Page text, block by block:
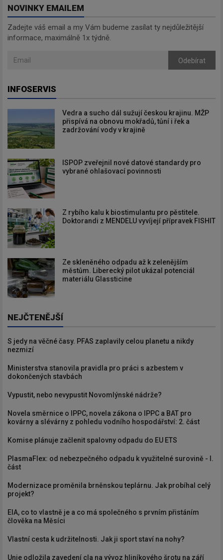
NOVINKY EMAILEM
Zadejte váš email a my Vám budeme zasílat ty nejdůležitější
informace, maximálně 1x týdně.
Odebírat
INFOSERVIS
Vedra a sucho dál sužují českou krajinu. MŽP
přispívá na obnovu mokřadů, tůní i řek a
zadržování vody v krajině
ISPOP zveřejnil nové datové standardy pro
vybrané ohlašovací povinnosti
Z rybího kalu k biostimulantu pro pěstitele.
Doktorandi z MENDELU vyvíjejí přípravek FISHIT
Ze skleněného odpadu až k zelenějším
městům. Liberecký pilot ukázal potenciál
materiálu Glassticine
NEJČTENĚJŠÍ
S jedy na věčné časy. PFAS zaplavily celou planetu a nikdy
nezmizí
Ministerstva stanovila pravidla pro práci s azbestem v
dokončených stavbách
Vypustit, nebo nevypustit Novomlýnské nádrže?
Novela směrnice o IPPC, novela zákona o IPPC a BAT pro
kovárny a slévárny z pohledu vodního hospodářství: 2. část
Komise plánuje začlenit spalovny odpadu do EU ETS
PlasmaFlex: od nebezpečného odpadu k využitelné surovině - I.
část
Modernizace proměnila brněnskou teplárnu. Jak probíhal celý
projekt?
EIA, co to vlastně je a co má společného s prvním přistáním
člověka na Měsíci
Vlastní cesta k udržitelnosti. Jak ji sport staví na nohy?
Unie odložila zavedení cla na vývoz hliníkového šrotu na září